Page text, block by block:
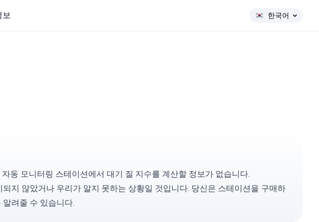
보 한국어
동 모니터링 스테이션에서 대기 질 지수를 계산할 정보가 없습니다.
지 않았거나 우리가 알지 못하는 상황일 것입니다. 당신은 스테이션을 구매하
알려줄 수 있습니다.